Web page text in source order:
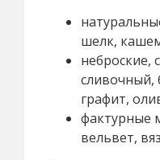
шелк,
неброские,
сливочный,
графит,
фактурные
вельвет,